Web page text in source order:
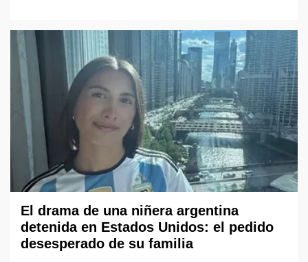
El drama de una niñera argentina
detenida en Estados Unidos: el pedido
desesperado de su familia